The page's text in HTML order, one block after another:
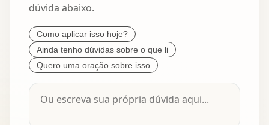
dúvida abaixo.
Como aplicar isso hoje?
Ainda tenho dúvidas sobre o que li
Quero uma oração sobre isso